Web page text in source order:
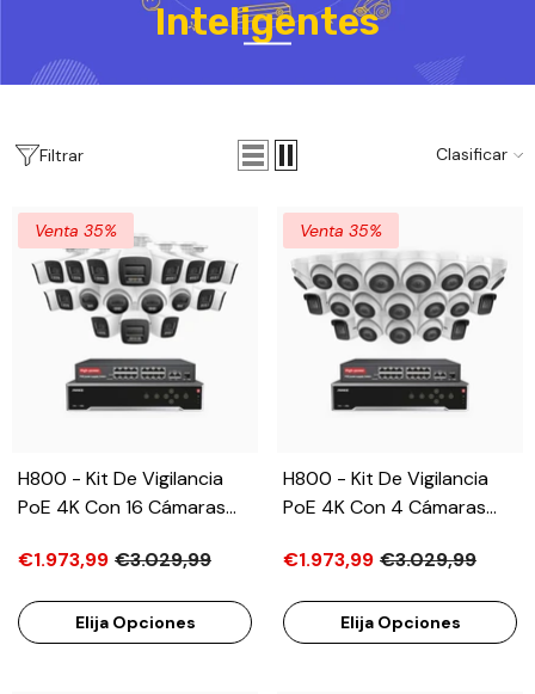
Inteligentes
Filtrar Clasificar
Venta 35%
H800 - Kit De Vigilancia
PoE 4K Con 16 Cámaras
Y Videograbador NVR De
Nocturna A Color E
Infrarrojos, Detección De
€1.973,99 €3.029,99
Elija Opciones
Venta 35%
H800 - Kit De Vigilancia
PoE 4K Con 4 Cámaras
Y Videograbador NVR De
Nocturna A Color E
Infrarrojos, Detección De
€1.973,99 €3.029,99
Elija Opciones